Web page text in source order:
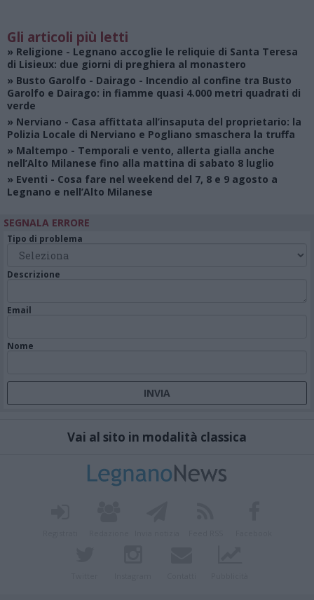
Gli articoli più letti
» Religione - Legnano accoglie le reliquie di Santa Teresa
di Lisieux: due giorni di preghiera al monastero
» Busto Garolfo - Dairago - Incendio al confine tra Busto
Garolfo e Dairago: in fiamme quasi 4.000 metri quadrati di
verde
» Nerviano - Casa affittata all’insaputa del proprietario: la
Polizia Locale di Nerviano e Pogliano smaschera la truffa
» Maltempo - Temporali e vento, allerta gialla anche
nell’Alto Milanese fino alla mattina di sabato 8 luglio
» Eventi - Cosa fare nel weekend del 7, 8 e 9 agosto a
Legnano e nell’Alto Milanese
SEGNALA ERRORE
Tipo di problema
Descrizione
Email
Nome
Vai al sito in modalità classica